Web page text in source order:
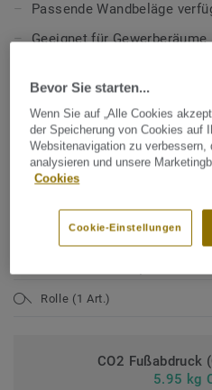
Passende Wandbeläge
Geeignet für Gewerberäume
TECHNISCHE DATEN
Produktart:Heterogener PVC
Nutzungsklasse
Nutzungsklasse Industrie:43
Bindemittelgehalt:Typ I
Rolle (1 Art.)
CO2 Fußabdruck
5.95 kg
Bevor Sie starten...
Wenn Sie auf „Alle Cookies
der Speicherung von Cookies auf
Websitenavigation zu verbessern,
analysieren und unsere
Cookies
Cookie-Einstellungen